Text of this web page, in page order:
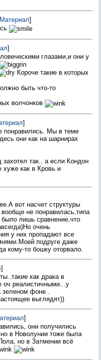
Материал]
]
глазами,и они у
Короче такие в которых
быть что-то
волчонков
]
понравились. Мы в теме
они как на шарнирах
так.. а если Кондон
хуже как в Кровь и
вот насчет структуры
не понравилась,типа
лишь сравнение,что
очень
у них пропадают все
подруге даже
кому-то бошку оторвало.
]
как драка в
оч реалистичными...у
зеленом фоне..
выглядят))
]
они получились
в Новолунии тоже была
но в Затмении всё